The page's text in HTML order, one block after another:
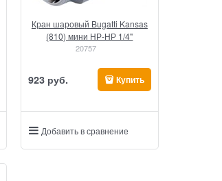
Кран шаровый Bugatti Kansas
(810) мини НР-НР 1/4"
20757
923 руб. Купить
Добавить в сравнение